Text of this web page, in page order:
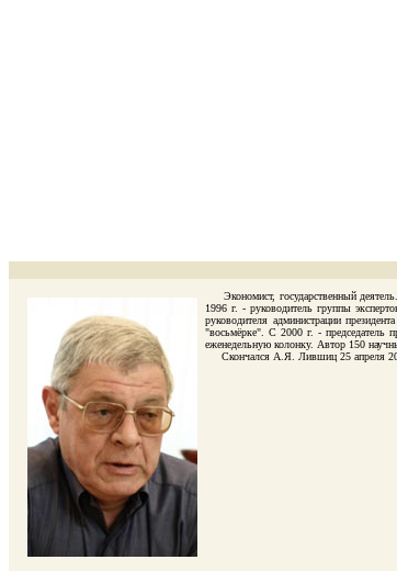
Экономист, государственный деятель.
1996 г. - руководитель группы
руководителя администрации
"восьмёрке". С 2000 г. - председатель
еженедельную колонку. Автор 150
Скончался А.Я. Лившиц 25 апреля